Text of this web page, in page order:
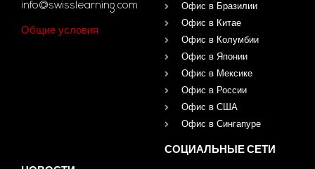
info@swisslearning.com
Общие условия
Офис в Бразилии
Офис в Китае
Офис в Колумбии
Офис в Японии
Офис в Мексике
Офис в России
Офис в США
Офис в Сингапуре
СОЦИАЛЬНЫЕ СЕТИ